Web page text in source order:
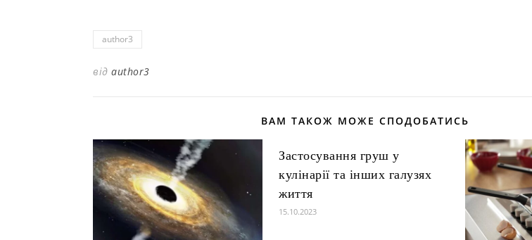
author3
від author3
ВАМ ТАКОЖ МОЖЕ СПОДОБАТИСЬ
Застосування груш у
кулінарії та інших галузях
життя
15.10.2023